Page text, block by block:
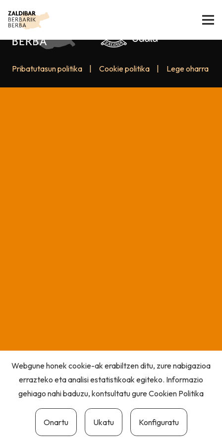
Pribatutasun politika Cookie politika Lege oharra
Webgune honek cookie-ak erabiltzen ditu, zure nabigazioa
errazteko eta analisi estatistikoak egiteko. Informazio
gehiago nahi baduzu, kontsultatu gureCookien Politika
Onartu Ukatu Konfiguratu